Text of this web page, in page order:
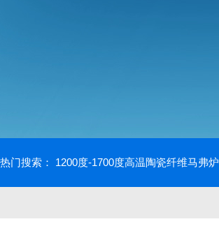
热门搜索： 1200度-1700度高温陶瓷纤维马弗炉